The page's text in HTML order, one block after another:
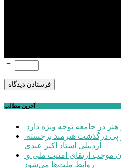
=
آخرین مطالب
در جامعه توجه ویژه دارد
اردبیلی استاد اکبر عبدی
روابط ملت‌ها می‌شود